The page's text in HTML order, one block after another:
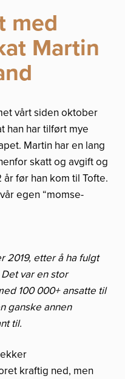
med
Martin
vårt siden oktober
han har tilført mye
Martin har en lang
skatt og avgift og
før han kom til Tofte.
egen “momse-
2019, etter å ha fulgt
var en stor
100 000+ ansatte til
ganske annen
til.
kraftig ned, men